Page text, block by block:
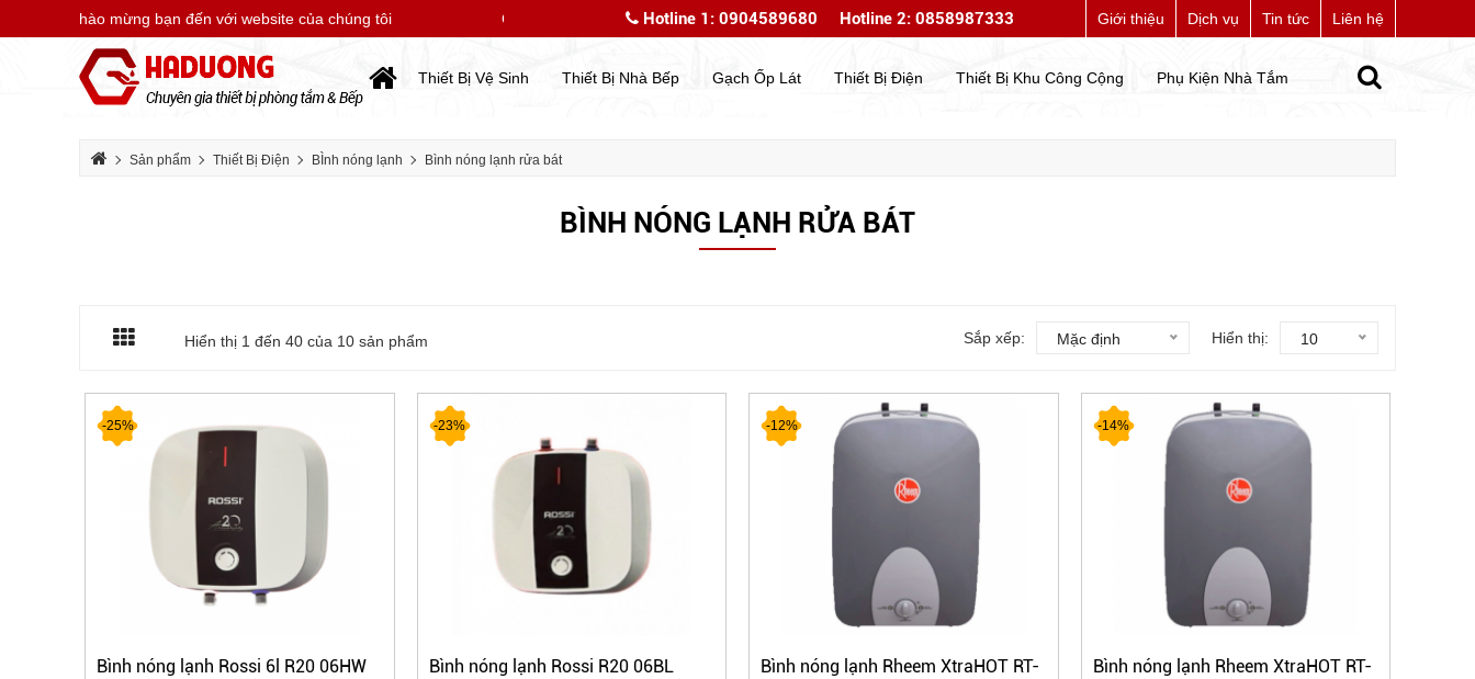
Chào mừng bạn đến với website của chúng tôi Chào mừng bạn đến với website của chúng tôi Chào mừng bạn đến với website của chúng tôi
Hotline 1: 0904589680 Hotline 2: 0858987333 Giới thiệu Dịch vụ Tin tức Liên hệ
Thiết Bị Vệ Sinh Thiết Bị Nhà Bếp Gạch Ốp Lát Thiết Bị Điện Thiết Bị Khu Công Cộng Phụ Kiện Nhà Tắm
Sản phẩm Thiết Bị Điện BÌnh nóng lạnh Bình nóng lạnh rửa bát
BÌNH NÓNG LẠNH RỬA BÁT
Hiển thị 1 đến 40 của 10 sản phẩm Sắp xếp: Mặc định Hiển thị: 10
-25%
Bình nóng lạnh Rossi 6l R20 06HW
-23%
Bình nóng lạnh Rossi R20 06BL
-12%
Bình nóng lạnh Rheem XtraHOT RT-
-14%
Bình nóng lạnh Rheem XtraHOT RT-